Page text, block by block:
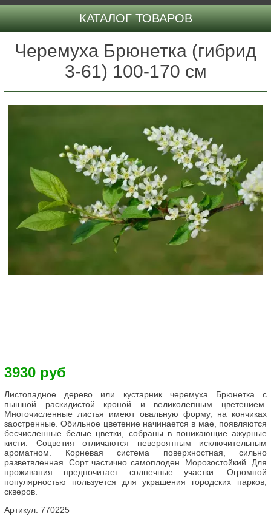
КАТАЛОГ ТОВАРОВ
Черемуха Брюнетка (гибрид
3-61) 100-170 см
3930 руб
Листопадное дерево или кустарник черемуха Брюнетка с
пышной раскидистой кроной и великолепным цветением.
Многочисленные листья имеют овальную форму, на кончиках
заостренные. Обильное цветение начинается в мае, появляются
бесчисленные белые цветки, собраны в поникающие ажурные
кисти. Соцветия отличаются невероятным исключительным
ароматном. Корневая система поверхностная, сильно
разветвленная. Сорт частично самоплоден. Морозостойкий. Для
проживания предпочитает солнечные участки. Огромной
популярностью пользуется для украшения городских парков,
скверов.
Артикул: 770225